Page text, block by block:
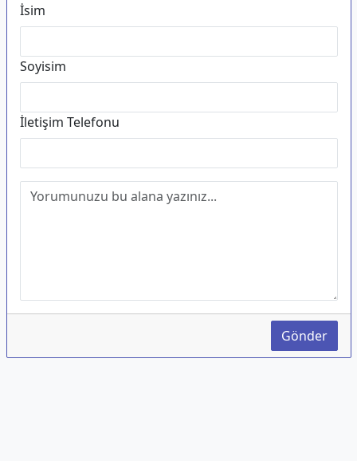
İsim
Soyisim
İletişim Telefonu
Gönder